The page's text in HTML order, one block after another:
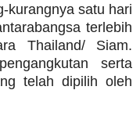
kurangnya satu hari
terlebih
Thailand/ Siam.
serta
telah dipilih oleh